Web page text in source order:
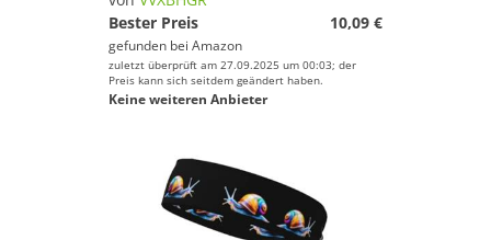
Bester Preis
10,09 €
gefunden bei Amazon
zuletzt überprüft am 27.09.2025 um 00:03; der
Preis kann sich seitdem geändert haben.
Keine weiteren Anbieter